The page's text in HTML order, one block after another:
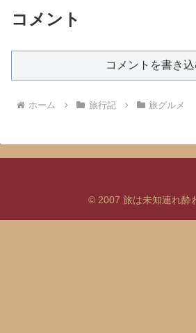
コメント
コメントを書き
ホーム 旅行記 旅グルメ
© 2007 旅は未知連れ酔